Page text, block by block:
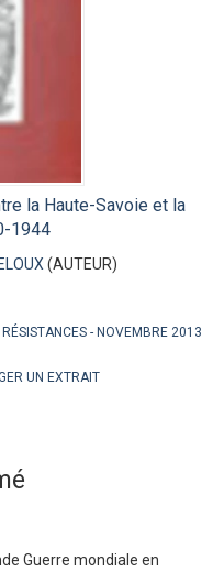
la Haute-Savoie et la
1944
(AUTEUR)
RÉSISTANCES NOVEMBRE 2013
UN EXTRAIT
Guerre mondiale en